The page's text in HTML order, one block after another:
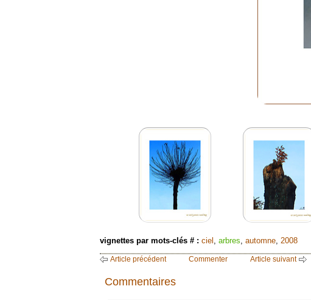
vignettes par mots-clés # : ciel , arbres, automne, 2008
Article précédent Commenter Article suivant
Commentaires